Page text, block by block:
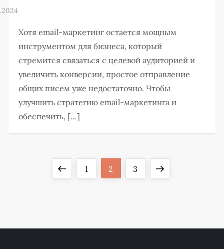
Хотя email-маркетинг остается мощным
инструментом для бизнеса, который
стремится связаться с целевой аудиторией и
увеличить конверсии, простое отправление
общих писем уже недостаточно. Чтобы
улучшить стратегию email-маркетинга и
обеспечить, […]
Previous
Page
1 Page
2 Page
3
Next